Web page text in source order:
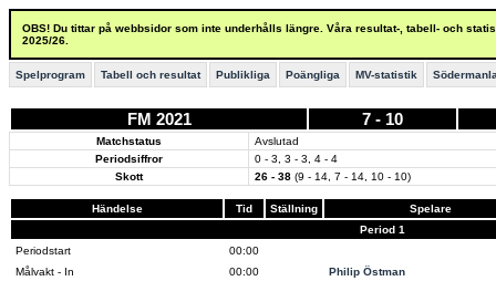
OBS! Du tittar på webbsidor som inte underhålls längre. Våra resultat-, tabell- och
2025/26.
Spelprogram Tabell och resultat Publikliga Poängliga MV-statistik
FM 2021 7 - 10
Matchstatus
Avslutad
Periodsiffror
0 - 3, 3 - 3, 4 - 4
Skott
26 - 38 (9 - 14, 7 - 14, 10 - 10)
Händelse Tid Ställning
Spelare
Period 1
Periodstart
00:00
Målvakt - In
00:00
Philip Östman